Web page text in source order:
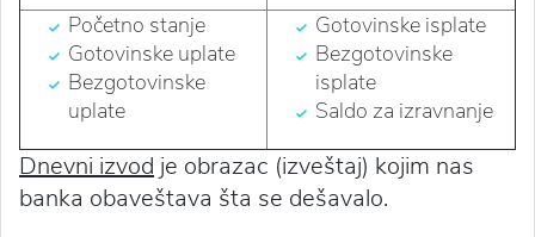
Početno stanje
Gotovinske uplate
Bezgotovinske
uplate
Gotovinske isplate
Bezgotovinske
isplate
Saldo za izravnanje
Dnevni izvod je obrazac (izveštaj) kojim nas
banka obaveštava šta se dešavalo.